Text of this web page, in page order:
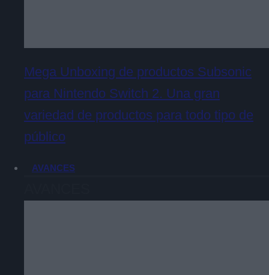
Mega Unboxing de productos Subsonic
para Nintendo Switch 2. Una gran
variedad de productos para todo tipo de
público
AVANCES